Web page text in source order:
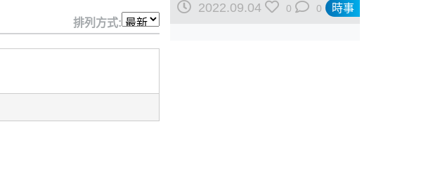
排列方式:
時事
2022.09.04 0 0